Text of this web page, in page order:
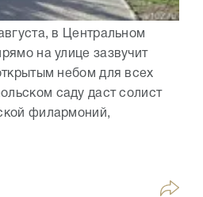
в Центральном
на улице зазвучит
небом для всех
саду даст солист
филармоний,